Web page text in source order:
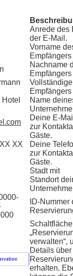
Anrede des
der E-Mail.
Vorname
Nachname
Name
Deine E-
zur
Gäste.
XX
Deine
zur
Gäste.
Stadt mit
Standort
ID-Nummer
Schaltfläche
verwalten“,
Details
erhalten.